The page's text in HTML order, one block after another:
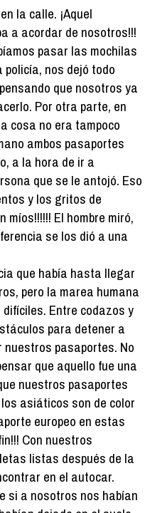
la calle. ¡Aquel
a acordar de nosotros!!!
pasar las mochilas
nos dejó todo
que nosotros ya
Por otra parte, en
cosa no era tampoco
ambos pasaportes
a la hora de ir a
que se le antojó. Eso
y los gritos de
míos!!!!!! El hombre miró,
se los dió a una
que había hasta llegar
pero la marea humana
Entre codazos y
para detener a
pasaportes. No
que aquello fue una
nuestros pasaportes
asiáticos son de color
europeo en estas
Con nuestros
listas después de la
en el autocar.
si a nosotros nos habían